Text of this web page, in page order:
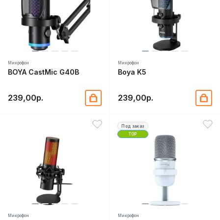
Микрофон
BOYA CastMic G40B
239,00р.
Микрофон
Boya K5
239,00р.
Микрофон
Под заказ
TOP
Микрофон